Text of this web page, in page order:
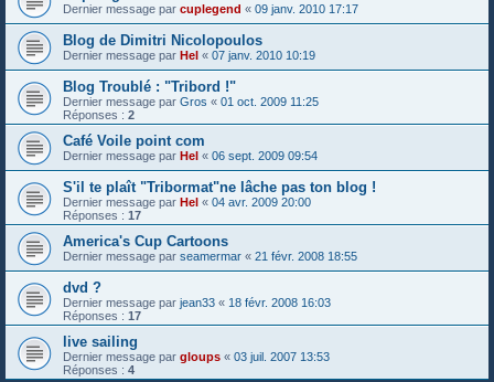
Dernier message par cuplegend « 09 janv. 2010 17:17
Blog de Dimitri Nicolopoulos
Dernier message par Hel « 07 janv. 2010 10:19
Blog Troublé : "Tribord !"
Dernier message par Gros « 01 oct. 2009 11:25
Réponses : 2
Café Voile point com
Dernier message par Hel « 06 sept. 2009 09:54
S'il te plaît "Tribormat"ne lâche pas ton blog !
Dernier message par Hel « 04 avr. 2009 20:00
Réponses : 17
America's Cup Cartoons
Dernier message par seamermar « 21 févr. 2008 18:55
dvd ?
Dernier message par jean33 « 18 févr. 2008 16:03
Réponses : 17
live sailing
Dernier message par gloups « 03 juil. 2007 13:53
Réponses : 4